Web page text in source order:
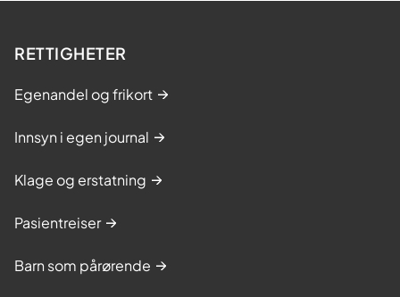
RETTIGHETER
Egenandel og frikort
Innsyn i egen journal
Klage og erstatning
Pasientreiser
Barn som pårørende